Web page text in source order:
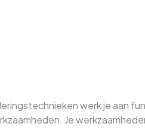
werk je aan
Je